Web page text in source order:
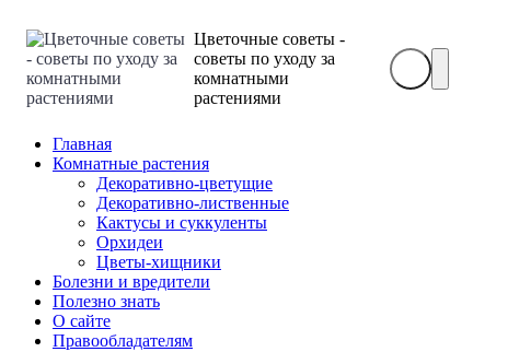
Цветочные советы -
советы по уходу за
комнатными
растениями
Главная
Комнатные растения
Декоративно-цветущие
Декоративно-лиственные
Кактусы и суккуленты
Орхидеи
Цветы-хищники
Болезни и вредители
Полезно знать
О сайте
Правообладателям